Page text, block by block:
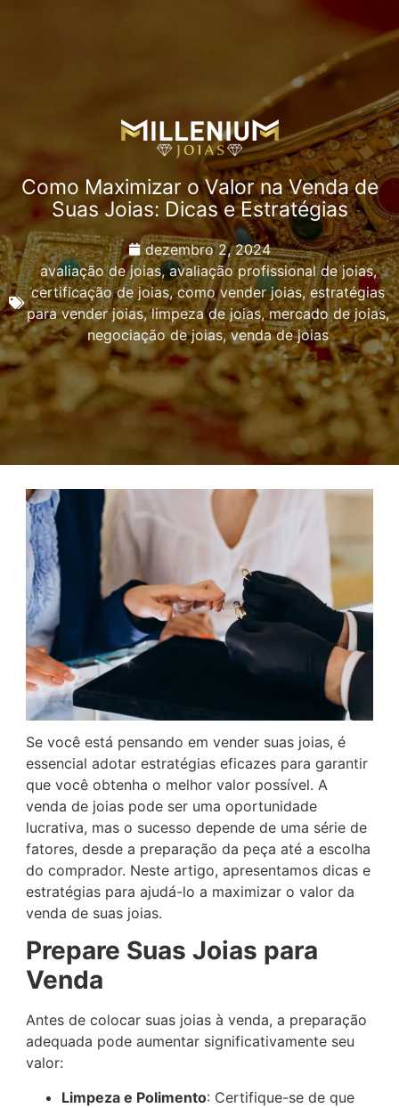
Como Maximizar o Valor na Venda de
Suas Joias: Dicas e Estratégias
dezembro 2, 2024
avaliação de joias,avaliação profissional de joias,
certificação de joias,como vender joias,estratégias
para vender joias,limpeza de joias,mercado de joias,
negociação de joias,venda de joias
Se você está pensando em vender suas joias, é
essencial adotar estratégias eficazes para garantir
que você obtenha o melhor valor possível. A
venda de joias pode ser uma oportunidade
lucrativa, mas o sucesso depende de uma série de
fatores, desde a preparação da peça até a escolha
do comprador. Neste artigo, apresentamos dicas e
estratégias para ajudá-lo a maximizar o valor da
venda de suas joias.
Prepare Suas Joias para
Venda
Antes de colocar suas joias à venda, a preparação
adequada pode aumentar significativamente seu
valor:
Limpeza e Polimento: Certifique-se de que